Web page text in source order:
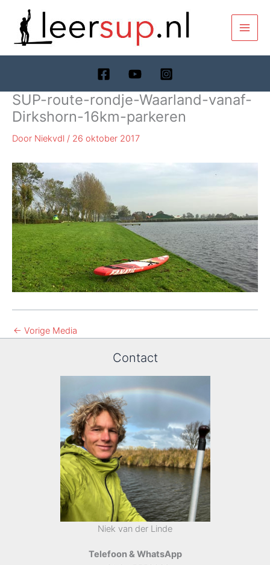
SUP-route-rondje-Waarland-vanaf-
Dirkshorn-16km-parkeren
Door Niekvdl / 26 oktober 2017
← Vorige Media
Contact
Niek van der Linde
Telefoon & WhatsApp